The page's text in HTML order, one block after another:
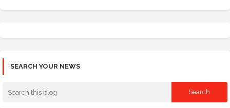
SEARCH YOUR NEWS